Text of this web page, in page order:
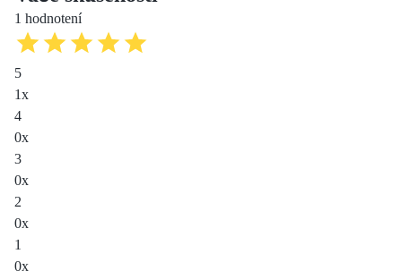
1 hodnotení
5
1x
4
0x
3
0x
2
0x
1
0x